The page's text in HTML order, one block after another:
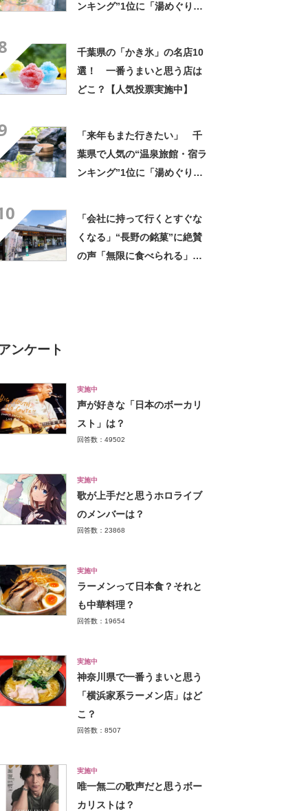
ンキング”1位に「湯めぐりで
千葉県の「かき氷」の名店10
選！ 一番うまいと思う店は
どこ？【人気投票実施中】
「来年もまた行きたい」 千
葉県で人気の“温泉旅館・宿ラ
ンキング”1位に「湯めぐりで
「会社に持って行くとすぐな
くなる」“長野の銘菓”に絶賛
の声「無限に食べられる」
アンケート
実施中
声が好きな「日本のボーカリ
スト」は？
回答数：49502
実施中
歌が上手だと思うホロライブ
のメンバーは？
回答数：23868
実施中
ラーメンって日本食？それと
も中華料理？
回答数：19654
実施中
神奈川県で一番うまいと思う
「横浜家系ラーメン店」はど
こ？
回答数：8507
実施中
唯一無二の歌声だと思うボー
カリストは？